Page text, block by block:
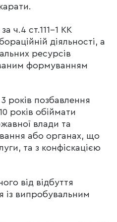
ч.4 ст.111-1 КК
діяльності, а
ресурсів
формуванням
років позбавлення
років обіймати
влади та
або органах, що
та з конфіскацією
від відбуття
із випробувальним